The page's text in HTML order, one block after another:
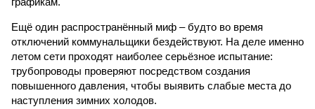
Ещё один распространённый миф – будто во время
отключений коммунальщики бездействуют. На деле именно
летом сети проходят наиболее серьёзное испытание:
трубопроводы проверяют посредством создания
повышенного давления, чтобы выявить слабые места до
наступления зимних холодов.